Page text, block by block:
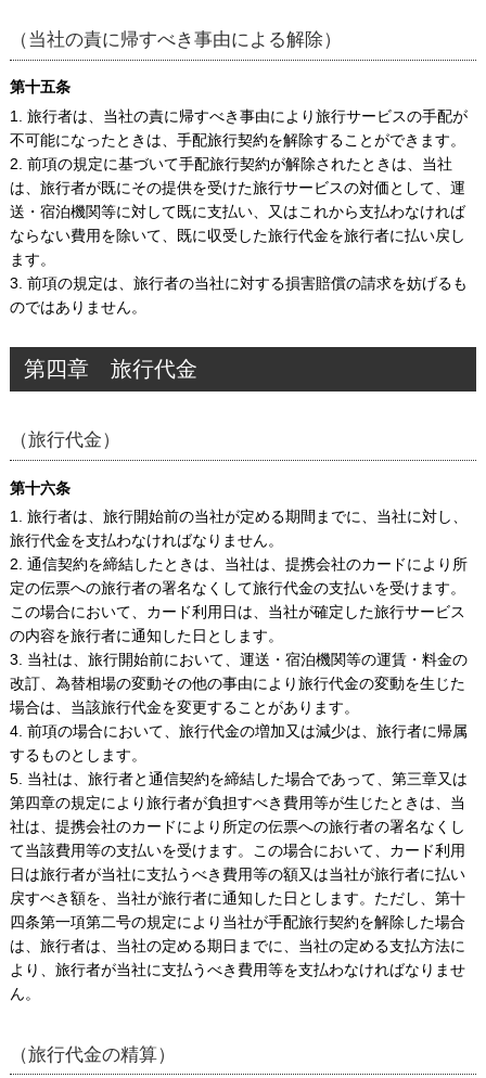
（当社の責に帰すべき事由による解除）
第十五条
1. 旅行者は、当社の責に帰すべき事由により旅行サービスの手配が
不可能になったときは、手配旅行契約を解除することができます。
2. 前項の規定に基づいて手配旅行契約が解除されたときは、当社
は、旅行者が既にその提供を受けた旅行サービスの対価として、運
送・宿泊機関等に対して既に支払い、又はこれから支払わなければ
ならない費用を除いて、既に収受した旅行代金を旅行者に払い戻し
ます。
3. 前項の規定は、旅行者の当社に対する損害賠償の請求を妨げるも
のではありません。
第四章 旅行代金
（旅行代金）
第十六条
1. 旅行者は、旅行開始前の当社が定める期間までに、当社に対し、
旅行代金を支払わなければなりません。
2. 通信契約を締結したときは、当社は、提携会社のカードにより所
定の伝票への旅行者の署名なくして旅行代金の支払いを受けます。
この場合において、カード利用日は、当社が確定した旅行サービス
の内容を旅行者に通知した日とします。
3. 当社は、旅行開始前において、運送・宿泊機関等の運賃・料金の
改訂、為替相場の変動その他の事由により旅行代金の変動を生じた
場合は、当該旅行代金を変更することがあります。
4. 前項の場合において、旅行代金の増加又は減少は、旅行者に帰属
するものとします。
5. 当社は、旅行者と通信契約を締結した場合であって、第三章又は
第四章の規定により旅行者が負担すべき費用等が生じたときは、当
社は、提携会社のカードにより所定の伝票への旅行者の署名なくし
て当該費用等の支払いを受けます。この場合において、カード利用
日は旅行者が当社に支払うべき費用等の額又は当社が旅行者に払い
戻すべき額を、当社が旅行者に通知した日とします。ただし、第十
四条第一項第二号の規定により当社が手配旅行契約を解除した場合
は、旅行者は、当社の定める期日までに、当社の定める支払方法に
より、旅行者が当社に支払うべき費用等を支払わなければなりませ
ん。
（旅行代金の精算）